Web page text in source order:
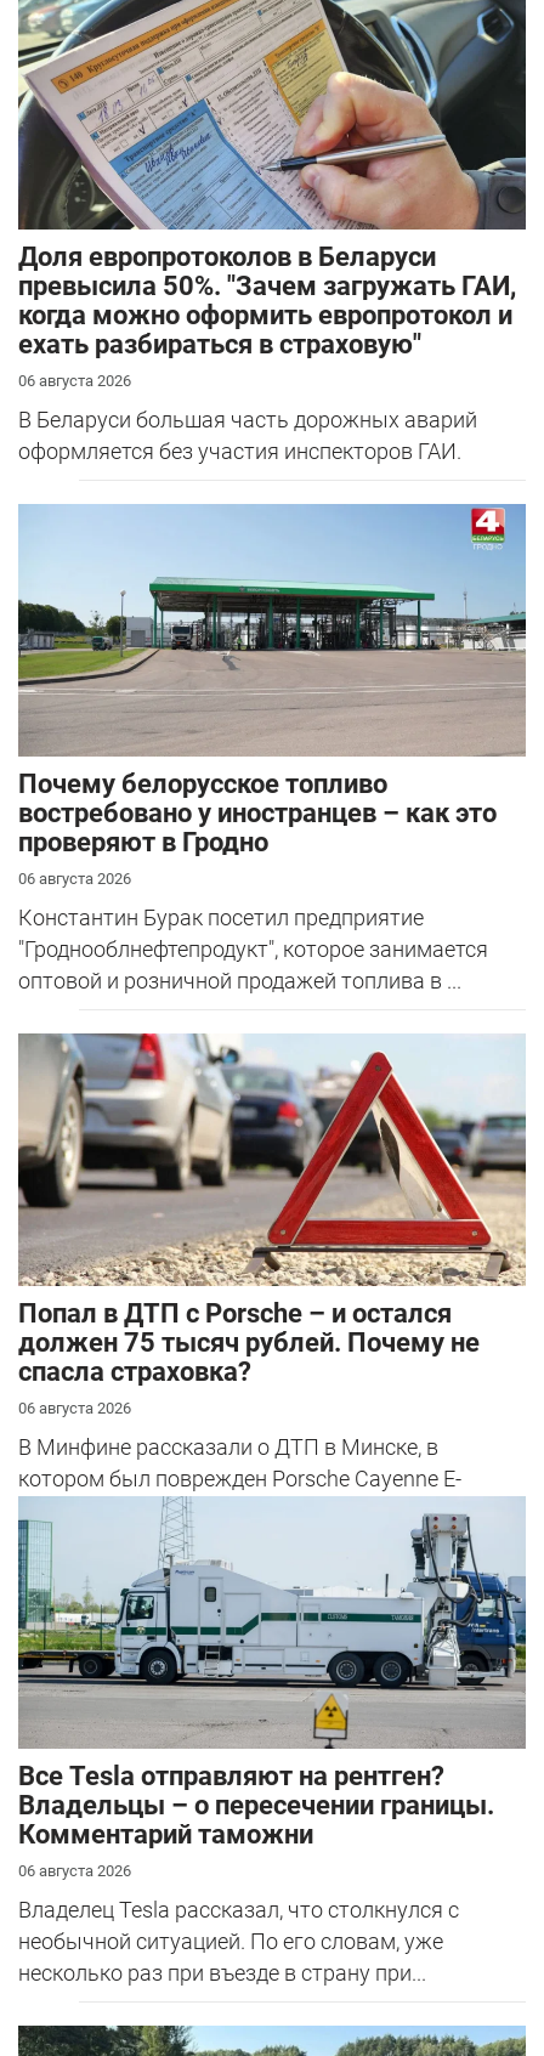
Доля европротоколов в Беларуси
превысила 50%. "Зачем загружать ГАИ,
когда можно оформить европротокол и
ехать разбираться в страховую"
06 августа 2026
В Беларуси большая часть дорожных аварий
оформляется без участия инспекторов ГАИ.
Почему белорусское топливо
востребовано у иностранцев – как это
проверяют в Гродно
06 августа 2026
Константин Бурак посетил предприятие
"Гроднооблнефтепродукт", которое занимается
оптовой и розничной продажей топлива в ...
​Попал в ДТП с Porsche – и остался
должен 75 тысяч рублей. Почему не
спасла страховка?
06 августа 2026
В Минфине рассказали о ДТП в Минске, в
котором был поврежден Porsche Cayenne E-
Все Tesla отправляют на рентген?
Владельцы – о пересечении границы.
Комментарий таможни
06 августа 2026
Владелец Tesla рассказал, что столкнулся с
необычной ситуацией. По его словам, уже
несколько раз при въезде в страну при...